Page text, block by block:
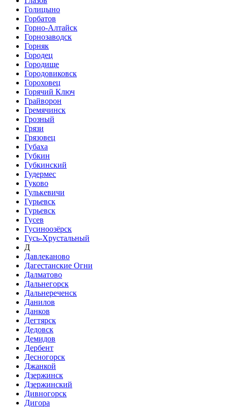
Голицыно
Горбатов
Горно-Алтайск
Горнозаводск
Горняк
Городец
Городище
Городовиковск
Гороховец
Горячий Ключ
Грайворон
Гремячинск
Грозный
Грязи
Грязовец
Губаха
Губкин
Губкинский
Гудермес
Гуково
Гулькевичи
Гурьевск
Гурьевск
Гусев
Гусиноозёрск
Гусь-Хрустальный
Д
Давлеканово
Дагестанские Огни
Далматово
Дальнегорск
Дальнереченск
Данилов
Данков
Дегтярск
Дедовск
Демидов
Дербент
Десногорск
Джанкой
Дзержинск
Дзержинский
Дивногорск
Дигора